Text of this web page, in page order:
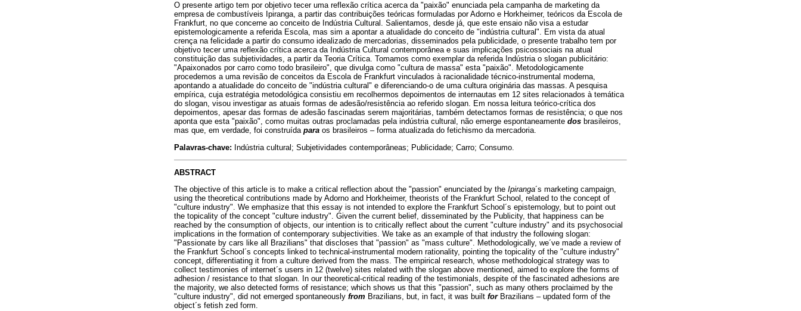
O presente artigo tem por objetivo tecer uma reflexão crítica acerca da "paixão" enunciada pela campanha de marketing da
empresa de combustíveis Ipiranga, a partir das contribuições teóricas formuladas por Adorno e Horkheimer, teóricos da Escola de
Frankfurt, no que concerne ao conceito de Indústria Cultural. Salientamos, desde já, que este ensaio não visa a estudar
epistemologicamente a referida Escola, mas sim a apontar a atualidade do conceito de "indústria cultural". Em vista da atual
crença na felicidade a partir do consumo idealizado de mercadorias, disseminados pela publicidade, o presente trabalho tem por
objetivo tecer uma reflexão crítica acerca da Indústria Cultural contemporânea e suas implicações psicossociais na atual
constituição das subjetividades, a partir da Teoria Crítica. Tomamos como exemplar da referida Indústria o slogan publicitário:
"Apaixonados por carro como todo brasileiro", que divulga como "cultura de massa" esta "paixão". Metodologicamente
procedemos a uma revisão de conceitos da Escola de Frankfurt vinculados à racionalidade técnico-instrumental moderna,
apontando a atualidade do conceito de "indústria cultural" e diferenciando-o de uma cultura originária das massas. A pesquisa
empírica, cuja estratégia metodológica consistiu em recolhermos depoimentos de internautas em 12 sites relacionados à temática
do slogan, visou investigar as atuais formas de adesão/resistência ao referido slogan. Em nossa leitura teórico-crítica dos
depoimentos, apesar das formas de adesão fascinadas serem majoritárias, também detectamos formas de resistência; o que nos
aponta que esta "paixão", como muitas outras proclamadas pela indústria cultural, não emerge espontaneamente dos brasileiros,
mas que, em verdade, foi construída para os brasileiros – forma atualizada do fetichismo da mercadoria.
Palavras-chave: Indústria cultural; Subjetividades contemporâneas; Publicidade; Carro; Consumo.
ABSTRACT
The objective of this article is to make a critical reflection about the "passion" enunciated by the Ipiranga´s marketing campaign,
using the theoretical contributions made by Adorno and Horkheimer, theorists of the Frankfurt School, related to the concept of
"culture industry". We emphasize that this essay is not intended to explore the Frankfurt School´s epistemology, but to point out
the topicality of the concept "culture industry". Given the current belief, disseminated by the Publicity, that happiness can be
reached by the consumption of objects, our intention is to critically reflect about the current "culture industry" and its psychosocial
implications in the formation of contemporary subjectivities. We take as an example of that industry the following slogan:
"Passionate by cars like all Brazilians" that discloses that "passion" as "mass culture". Methodologically, we´ve made a review of
the Frankfurt School´s concepts linked to technical-instrumental modern rationality, pointing the topicality of the "culture industry"
concept, differentiating it from a culture derived from the mass. The empirical research, whose methodological strategy was to
collect testimonies of internet´s users in 12 (twelve) sites related with the slogan above mentioned, aimed to explore the forms of
adhesion / resistance to that slogan. In our theoretical-critical reading of the testimonials, despite of the fascinated adhesions are
the majority, we also detected forms of resistance; which shows us that this "passion", such as many others proclaimed by the
"culture industry", did not emerged spontaneously from Brazilians, but, in fact, it was built forBrazilians – updated form of the
object´s fetish zed form.